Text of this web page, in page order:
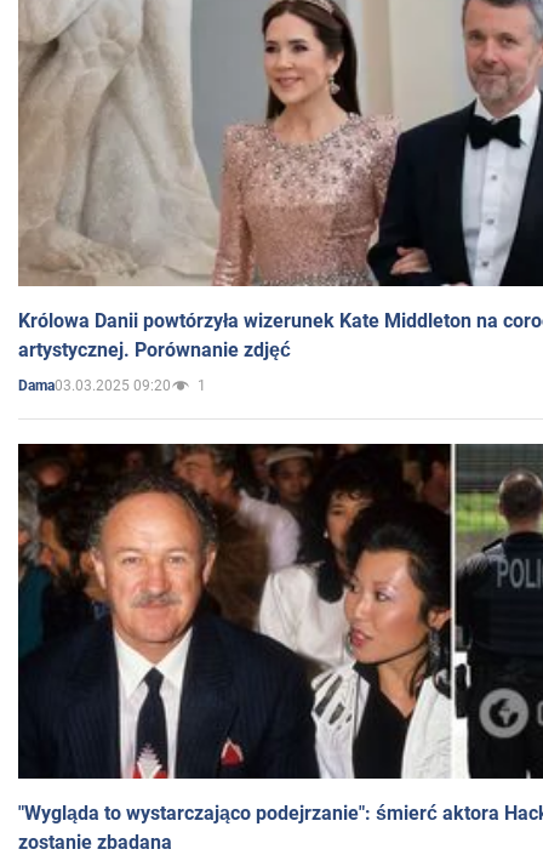
Królowa Danii powtórzyła wizerunek Kate Middleton na
artystycznej. Porównanie zdjęć
Dama03.03.2025 09:20 1
"Wygląda to wystarczająco podejrzanie": śmierć aktora
zostanie zbadana